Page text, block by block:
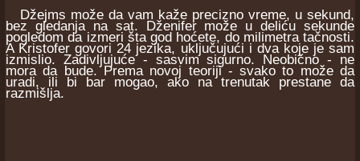
Džejms može da vam kaže precizno vreme, u sekund,
bez gledanja na sat. Dženifer može u deliću sekunde
pogledom da izmeri šta god hoćete, do milimetra tačnosti.
A Kristofer govori 24 jezika, uključujući i dva koje je sam
izmislio. Zadivljujuće - sasvim sigurno. Neobično - ne
mora da bude. Prema novoj teoriji - svako to može da
uradi, ili bi bar mogao, ako na trenutak prestane da
razmišlja.